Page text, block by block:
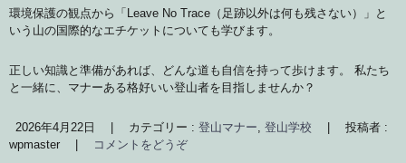
環境保護の観点から「Leave No Trace（足跡以外は何も残さない）」と
いう山の国際的なエチケットについても学びます。
正しい知識と準備があれば、どんな道も自信を持って歩けます。 私たち
と一緒に、マナーある格好いい登山者を目指しませんか？
2026年4月22日 カテゴリー : 登山マナー, 登山学校
投稿者 :
wpmaster
コメントをどうぞ